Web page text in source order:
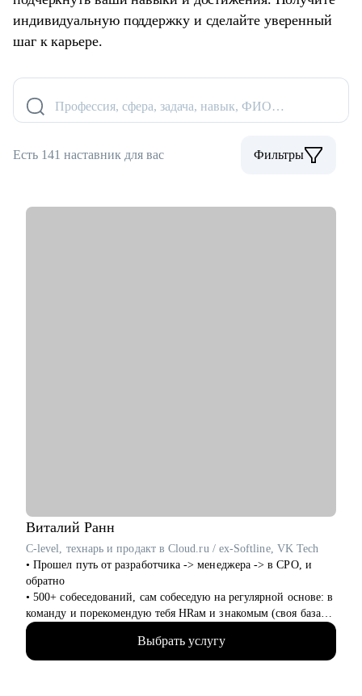
индивидуальную поддержку и сделайте уверенный
шаг к карьере.
Профессия, сфера, задача, навык, ФИО…
Есть 141 наставник для вас Фильтры
Виталий Ранн
C-level, технарь и продакт в Cloud.ru / ex-Softline, VK Tech
• Прошел путь от разработчика -> менеджера -> в CPO, и
обратно
• 500+ собеседований, сам собеседую на регулярной основе: в
команду и порекомендую тебя HRам и знакомым (своя база
100+ HRов и HR-tech компаний)
• CPO в облачном провайдере, в облаках 8+ лет
• Технический менеджер, 7+ лет, бывший разработчик
Выбрать услугу